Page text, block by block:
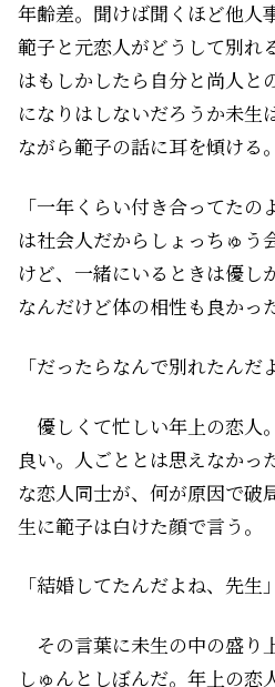
年齢差。聞けば聞くほど他人
範子と元恋人がどうして別れ
はもしかしたら自分と尚人と
になりはしないだろうか――未
ながら範子の話に耳を傾ける。
「一年くらい付き合ってた
は社会人だからしょっちゅう
けど、一緒にいるときは優し
なんだけど体の相性も良かっ
「だったらなんで別れたんだ
優しくて忙しい年上の恋人
良い。人ごととは思えなかっ
な恋人同士が、何が原因で破
生に範子は白けた顔で言う。
「結婚してたんだよね、先生」
その言葉に未生の中の盛り
しゅんとしぼんだ。年上の恋